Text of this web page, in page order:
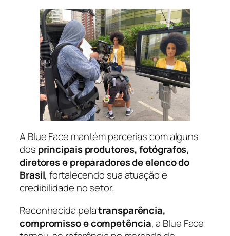
A Blue Face mantém parcerias com alguns
dos principais produtores, fotógrafos,
diretores e preparadores de elenco do
Brasil, fortalecendo sua atuação e
credibilidade no setor.
Reconhecida pelatransparência,
compromisso e competência, a Blue Face